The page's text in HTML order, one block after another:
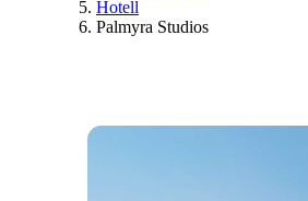
Hotell
Palmyra Studios